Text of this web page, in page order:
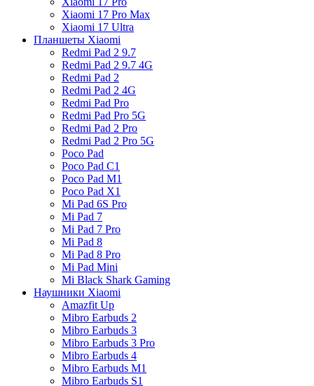
Xiaomi 17 Pro Max
Xiaomi 17 Ultra
Планшеты Xiaomi
Redmi Pad 2 9.7
Redmi Pad 2 9.7 4G
Redmi Pad 2
Redmi Pad 2 4G
Redmi Pad Pro
Redmi Pad Pro 5G
Redmi Pad 2 Pro
Redmi Pad 2 Pro 5G
Poco Pad
Poco Pad C1
Poco Pad M1
Poco Pad X1
Mi Pad 6S Pro
Mi Pad 7
Mi Pad 7 Pro
Mi Pad 8
Mi Pad 8 Pro
Mi Pad Mini
Mi Black Shark Gaming
Наушники Xiaomi
Amazfit Up
Mibro Earbuds 2
Mibro Earbuds 3
Mibro Earbuds 3 Pro
Mibro Earbuds 4
Mibro Earbuds M1
Mibro Earbuds S1